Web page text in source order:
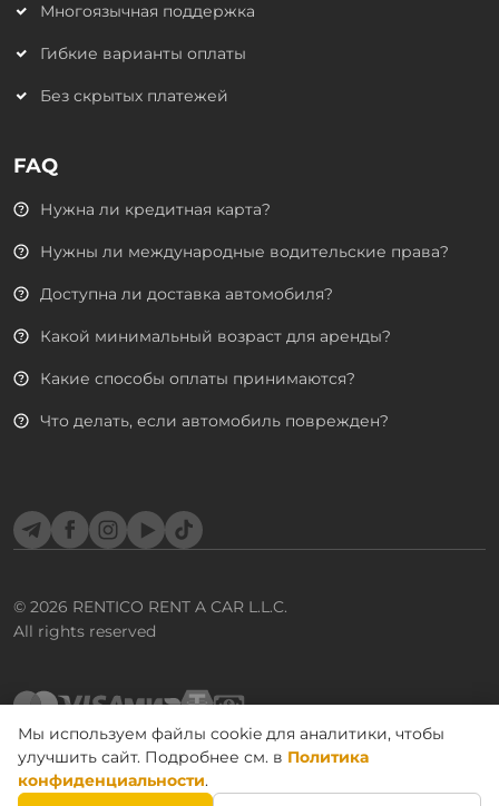
ЗАБРОНИРОВАТЬ
Многоязычная поддержка
Гибкие варианты оплаты
Без скрытых платежей
FAQ
Нужна ли кредитная карта?
Нужны ли международные водительские права?
Доступна ли доставка автомобиля?
Какой минимальный возраст для аренды?
Какие способы оплаты принимаются?
Что делать, если автомобиль поврежден?
TelegramFacebook
Instagram
YouTubeTikTok
© 2026 RENTICO RENT A CAR L.L.C.
All rights reserved
Пользовательское соглашение
Мы используем файлы cookie для аналитики, чтобы
улучшить сайт. Подробнее см. в Политика
конфиденциальности.